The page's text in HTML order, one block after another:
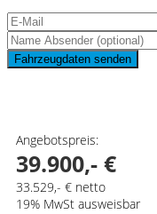
Fahrzeugdaten senden
Angebotspreis:
39.900,- €
33.529,- € netto
19% MwSt ausweisbar